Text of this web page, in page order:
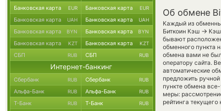
Об обмене
Каждый из
Биткоин Кэш → Кэш
бывают
обменного пункта
обмена вами не
оператору сайта.
автоматические
предложить
пункте обмена
меры:
рейтинга текущего
Банковская карта EUR Банковская карта EUR
Банковская карта UAH Банковская карта UAH
Банковская карта BYN Банковская карта BYN
Банковская карта KZT Банковская карта KZT
СБП RUB СБП RUB
Интернет-банкинг
Сбербанк RUB Сбербанк RUB
Альфа-Банк RUB Альфа-Банк RUB
Т-Банк RUB Т-Банк RUB